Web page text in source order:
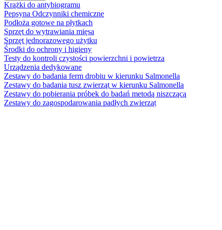
Krążki do antybiogramu
Pepsyna Odczynniki chemiczne
Podłoża gotowe na płytkach
Sprzęt do wytrawiania mięsa
Sprzęt jednorazowego użytku
Środki do ochrony i higieny
Testy do kontroli czystości powierzchni i powietrza
Urządzenia dedykowane
Zestawy do badania ferm drobiu w kierunku Salmonella
Zestawy do badania tusz zwierząt w kierunku Salmonella
Zestawy do pobierania próbek do badań metodą niszczącą
Zestawy do zagospodarowania padłych zwierząt